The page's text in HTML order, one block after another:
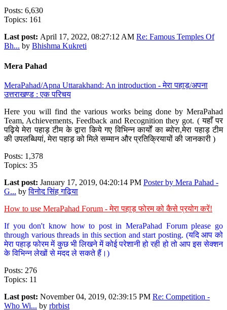
Posts: 6,630
Topics: 161
Last post: April 17, 2022, 08:27:12 AM Re: Famous Temples Of
Bh... by Bhishma Kukreti
Mera Pahad
MeraPahad/Apna Uttarakhand: An introduction - मेरा पहाड़/अपना
उत्तराखण्ड : एक परिचय
Here you will find the various works being done by MeraPahad
Team, Achievements, Feedback and Recognition they got. ( यहाँ पर
पढ़िये मेरा पहाड़ टीम के द्वारा किये गए विभिन्न कार्यों का ब्योरा,मेरा पहाड़ टीम
की उपलब्धियां, मेरा पहाड़ को मिले सम्मान और प्रतिक्रियायों की जानकारी )
Posts: 1,378
Topics: 35
Last post: January 17, 2019, 04:20:14 PM Poster by Mera Pahad -
G... byविनोद सिंह गढ़िया
How to use MeraPahad Forum - मेरा पहाड़ फोरम को कैसे प्रयोग करें!
If you don't know how to post in MeraPahad Forum please go
through various threads in this section and start posting. (यदि आप को
मेरा पहाड़ फोरम में कुछ भी लिखने में कोई परेशानी हो रही हो तो आप इस सेक्शन
के विभिन्न लेखों से मदद ले सकते हैं।)
Posts: 276
Topics: 11
Last post: November 04, 2019, 02:39:15 PM Re: Competition -
Who Wi... by rbrbist